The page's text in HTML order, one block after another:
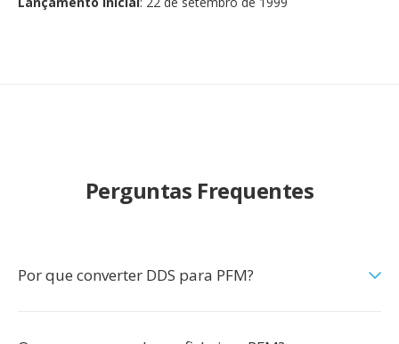
Perguntas Frequentes
Por que converter DDS para PFM?